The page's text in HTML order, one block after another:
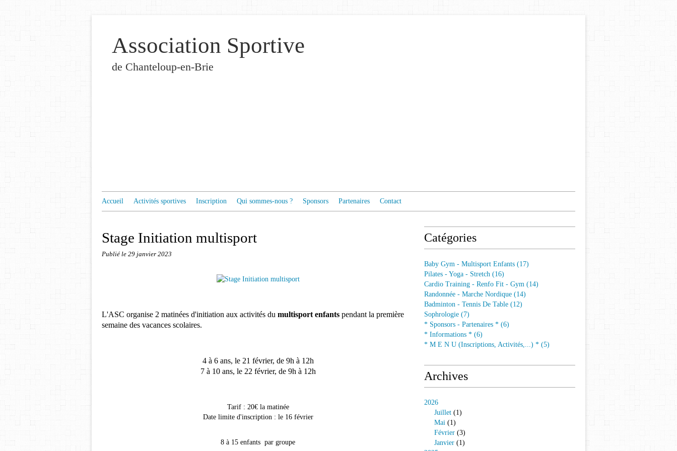
Association Sportive
de Chanteloup-en-Brie
Accueil Activités sportives Inscription Qui sommes-nous ? Sponsors Partenaires Contact
Stage Initiation multisport
Publié le 29 janvier 2023
L'ASC organise 2 matinées d'initiation aux activités du multisport enfants pendant la première
semaine des vacances scolaires.
4 à 6 ans, le 21 février, de 9h à 12h
7 à 10 ans, le 22 février, de 9h à 12h
Tarif : 20€ la matinée
Date limite d'inscription : le 16 février
8 à 15 enfants par groupe
Catégories
Baby Gym - Multisport Enfants (17)
Pilates - Yoga - Stretch (16)
Cardio Training - Renfo Fit - Gym (14)
Randonnée - Marche Nordique (14)
Badminton - Tennis De Table (12)
Sophrologie (7)
* Sponsors - Partenaires * (6)
* Informations * (6)
* M E N U (Inscriptions, Activités,...) * (5)
Archives
2026
Juillet (1)
Mai (1)
Février (3)
Janvier (1)